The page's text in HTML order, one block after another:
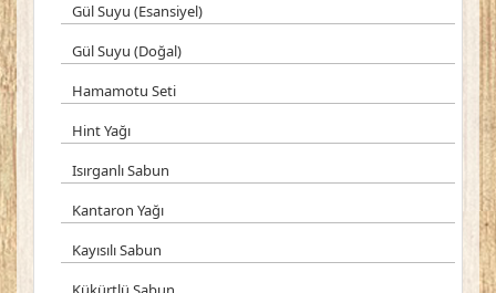
Gül Suyu (Esansiyel)
Gül Suyu (Doğal)
Hamamotu Seti
Hint Yağı
Isırganlı Sabun
Kantaron Yağı
Kayısılı Sabun